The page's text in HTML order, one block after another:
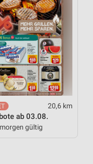
20,6 km
ab 03.08.
gültig